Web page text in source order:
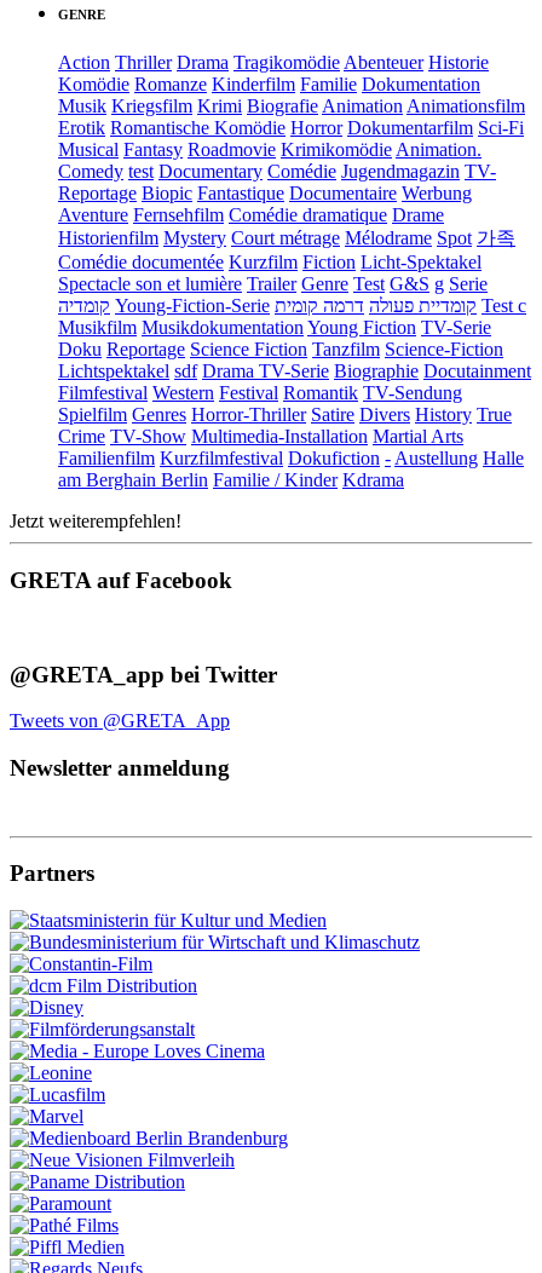
GENRE
Action Thriller Drama TragikomödieAbenteuer Historie
Komödie Romanze Kinderfilm Familie Dokumentation
Musik Kriegsfilm Krimi BiografieAnimationAnimationsfilm
Erotik Romantische Komödie Horror Dokumentarfilm Sci-Fi
Musical Fantasy Roadmovie KrimikomödieAnimation.
Comedy test Documentary Comédie Jugendmagazin TV-
Reportage Biopic Fantastique Documentaire Werbung
Aventure Fernsehfilm Comédie dramatique Drame
Historienfilm Mystery Court métrage Mélodrame Spot 가족
Comédie documentée Kurzfilm Fiction Licht-Spektakel
Spectacle son et lumière Trailer Genre Test G&S g Serie
קומדיה Young-Fiction-Serie קומדיית פעולה דרמה קומית
Test c
Musikfilm MusikdokumentationYoung Fiction TV-Serie
Doku Reportage Science Fiction Tanzfilm Science-Fiction
Lichtspektakel sdf Drama TV-Serie Biographie Docutainment
Filmfestival Western Festival Romantik TV-Sendung
Spielfilm Genres Horror-Thriller Satire Divers History True
Crime TV-Show Multimedia-Installation Martial Arts
Familienfilm Kurzfilmfestival Dokufiction -Austellung Halle
am Berghain Berlin Familie / Kinder Kdrama
Jetzt weiterempfehlen!
GRETA auf Facebook
@GRETA_app bei Twitter
Tweets von @GRETA_App
Newsletter anmeldung
Partners